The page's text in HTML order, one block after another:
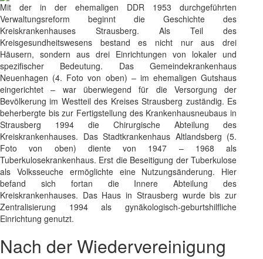
Mit der in der ehemaligen DDR 1953 durchgeführten
Verwaltungsreform beginnt die Geschichte des
Kreiskrankenhauses Strausberg. Als Teil des
Kreisgesundheitswesens bestand es nicht nur aus drei
Häusern, sondern aus drei Einrichtungen von lokaler und
spezifischer Bedeutung. Das Gemeindekrankenhaus
Neuenhagen (4. Foto von oben) – im ehemaligen Gutshaus
eingerichtet – war überwiegend für die Versorgung der
Bevölkerung im Westteil des Kreises Strausberg zuständig. Es
beherbergte bis zur Fertigstellung des Krankenhausneubaus in
Strausberg 1994 die Chirurgische Abteilung des
Kreiskrankenhauses. Das Stadtkrankenhaus Altlandsberg (5.
Foto von oben) diente von 1947 – 1968 als
Tuberkulosekrankenhaus. Erst die Beseitigung der Tuberkulose
als Volksseuche ermöglichte eine Nutzungsänderung. Hier
befand sich fortan die Innere Abteilung des
Kreiskrankenhauses. Das Haus in Strausberg wurde bis zur
Zentralisierung 1994 als gynäkologisch-geburtshilfliche
Einrichtung genutzt.
Nach der Wiedervereinigung